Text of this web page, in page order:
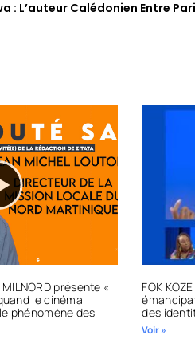
présente «
le cinéma
phénomène des
FOK
des
Voir »